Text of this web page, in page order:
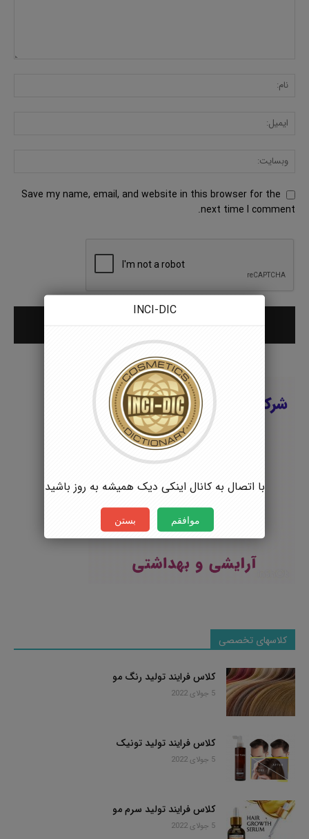
Save my name, email, and website in this browser for the
next time I comment.
کلاسهای تخصصی
کلاس فرایند تولید رنگ مو
5 جولای 2022
کلاس فرایند تولید تونیک
5 جولای 2022
کلاس فرایند تولید سرم مو
5 جولای 2022
INCI-DIC
با اتصال به کانال اینکی دیک همیشه به روز باشید
موافقم بستن